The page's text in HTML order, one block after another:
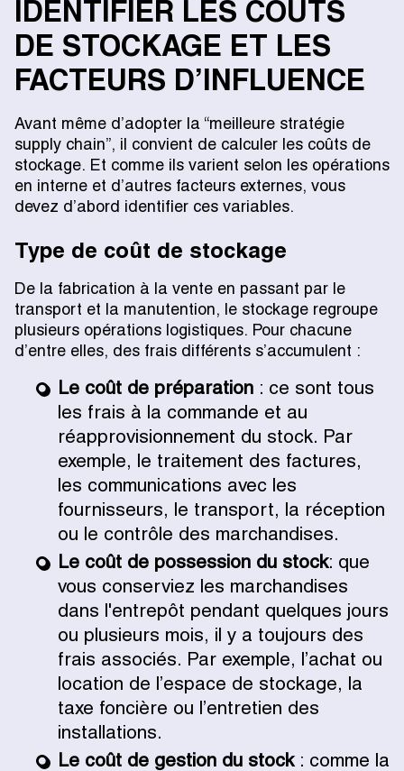
IDENTIFIER LES COÛTS
DE STOCKAGE ET LES
FACTEURS D’INFLUENCE
Avant même d’adopter la “meilleure stratégie
supply chain”, il convient de calculer les coûts de
stockage. Et comme ils varient selon les opérations
en interne et d’autres facteurs externes, vous
devez d’abord identifier ces variables.
Type de coût de stockage
De la fabrication à la vente en passant par le
transport et la manutention, le stockage regroupe
plusieurs opérations logistiques. Pour chacune
d’entre elles, des frais différents s’accumulent :
Le coût de préparation : ce sont tous
les frais à la commande et au
réapprovisionnement du stock. Par
exemple, le traitement des factures,
les communications avec les
fournisseurs, le transport, la réception
ou le contrôle des marchandises.
Le coût de possession du stock: que
vous conserviez les marchandises
dans l'entrepôt pendant quelques jours
ou plusieurs mois, il y a toujours des
frais associés. Par exemple, l’achat ou
location de l’espace de stockage, la
taxe foncière ou l’entretien des
installations.
Le coût de gestion du stock: comme la